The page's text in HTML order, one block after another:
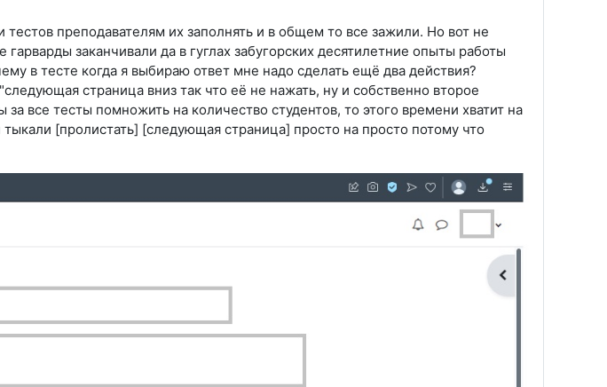
преподавателям их заполнять и в общем то все зажили. Но вот не
заканчивали да в гуглах забугорских десятилетние опыты работы
в тесте когда я выбираю ответ мне надо сделать ещё два действия?
страница вниз так что её не нажать, ну и собственно второе
все тесты помножить на количество студентов, то этого времени хватит на
[пролистать] [следующая страница] просто на просто потому что